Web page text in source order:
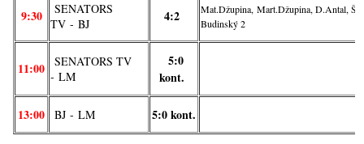
9:30
SENATORS
TV - BJ 4:2
Mat.Džupina, Mart.Džupina, D.Antal,
Budinský 2
11:00
SENATORS TV
- LM
5:0
kont.
13:00 BJ - LM 5:0 kont.